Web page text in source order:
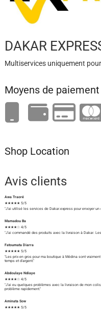
DAKAR
Multiservices uniquement
Moyens de paiement
Shop Location
Avis clients
Awa Traoré
★★★★★ 5/5
"J'ai utilisé les services de Dakar.express pour envoyer
Mamadou Ba
★★★★☆ 4/5
"J'ai commandé des produits avec la livraison à Dakar.
Fatoumata Diarra
★★★★★ 5/5
"Les prix en gros pour ma boutique à Médina sont
temps et d'argent."
Abdoulaye Ndiaye
★★★★☆ 4/5
"J'ai eu quelques problèmes avec la livraison de mon
problème rapidement."
Aminata Sow
★★★★★ 5/5